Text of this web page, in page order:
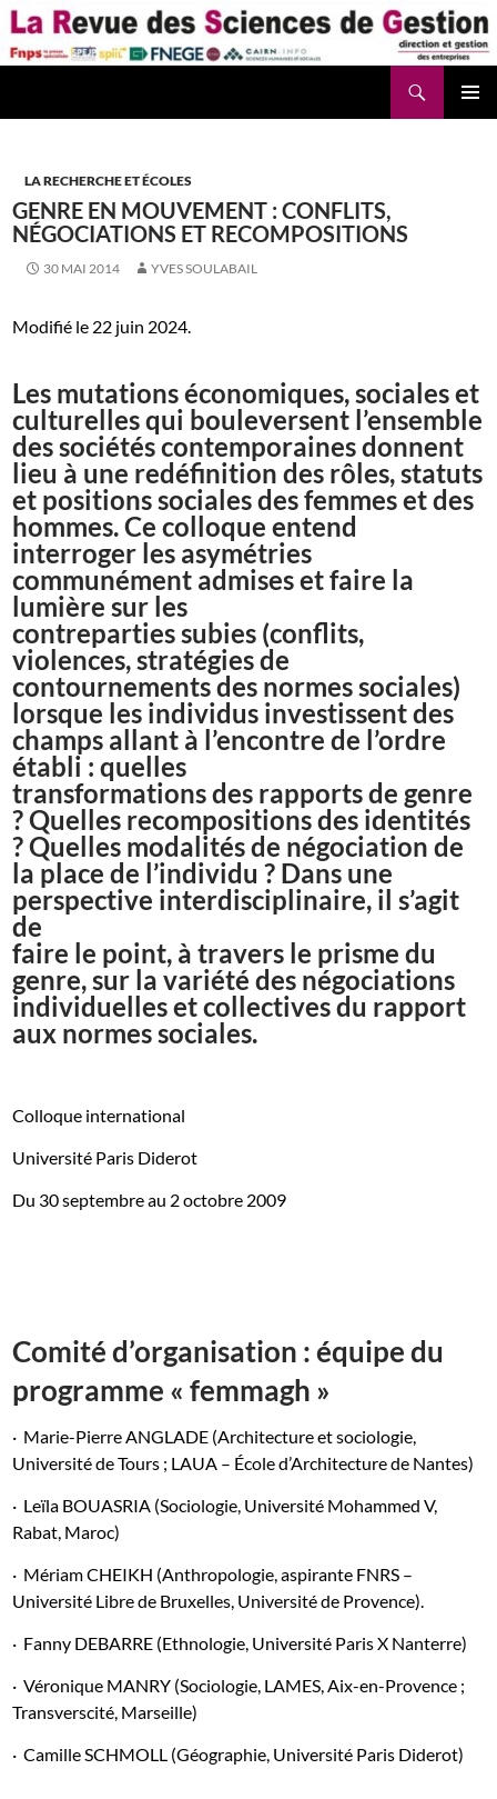
Aller
au
contenu
LA RECHERCHE ET ÉCOLES
GENRE EN MOUVEMENT : CONFLITS,
NÉGOCIATIONS ET RECOMPOSITIONS
30 MAI 2014 YVES SOULABAIL
Modifié le 22 juin 2024.
Les mutations économiques, sociales et
culturelles qui bouleversent l’ensemble
des sociétés contemporaines donnent
lieu à une redéfinition des rôles, statuts
et positions sociales des femmes et des
hommes. Ce colloque entend
interroger les asymétries
communément admises et faire la
lumière sur les
contreparties subies (conflits,
violences, stratégies de
contournements des normes sociales)
lorsque les individus investissent des
champs allant à l’encontre de l’ordre
établi : quelles
transformations des rapports de genre
? Quelles recompositions des identités
? Quelles modalités de négociation de
la place de l’individu ? Dans une
perspective interdisciplinaire, il s’agit
de
faire le point, à travers le prisme du
genre, sur la variété des négociations
individuelles et collectives du rapport
aux normes sociales.
Colloque international
Université Paris Diderot
Du 30 septembre au 2 octobre 2009
Comité d’organisation : équipe du
programme « femmagh »
· Marie-Pierre ANGLADE (Architecture et sociologie,
Université de Tours ; LAUA – École d’Architecture de Nantes)
· Leïla BOUASRIA (Sociologie, Université Mohammed V,
Rabat, Maroc)
· Mériam CHEIKH (Anthropologie, aspirante FNRS –
Université Libre de Bruxelles, Université de Provence).
· Fanny DEBARRE (Ethnologie, Université Paris X Nanterre)
· Véronique MANRY (Sociologie, LAMES, Aix-en-Provence ;
Transverscité, Marseille)
· Camille SCHMOLL (Géographie, Université Paris Diderot)